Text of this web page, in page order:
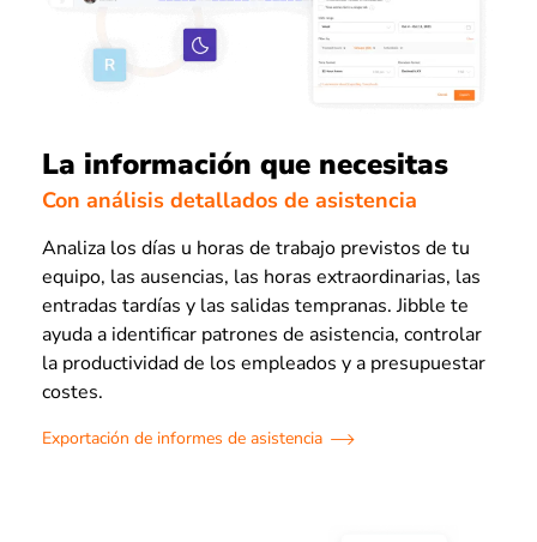
La información que necesitas
Con análisis detallados de asistencia
Analiza los días u horas de trabajo previstos de tu
equipo, las ausencias, las horas extraordinarias, las
entradas tardías y las salidas tempranas. Jibble te
ayuda a identificar patrones de asistencia, controlar
la productividad de los empleados y a presupuestar
costes.
Exportación de informes de asistencia